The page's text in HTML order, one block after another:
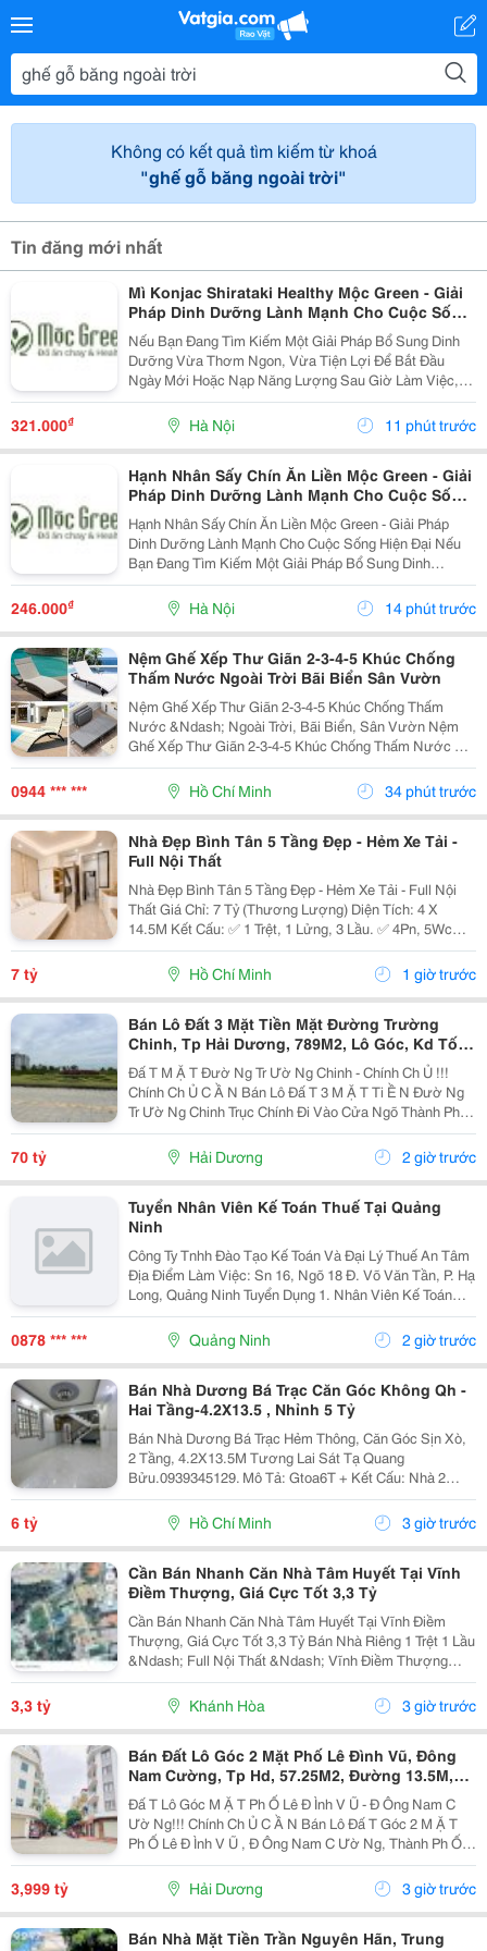
Không có kết quả tìm kiếm từ khoá
"ghế gỗ băng ngoài trời"
Tin đăng mới nhất
Mì Konjac Shirataki Healthy Mộc Green - Giải
Pháp Dinh Dưỡng Lành Mạnh Cho Cuộc Sống
Hiện Đại
Nếu Bạn Đang Tìm Kiếm Một Giải Pháp Bổ Sung Dinh
Dưỡng Vừa Thơm Ngon, Vừa Tiện Lợi Để Bắt Đầu
Ngày Mới Hoặc Nạp Năng Lượng Sau Giờ Làm Việc,
Thì Mì Konjac Shirataki Healthy Mộc Green Chính Là
Lựa Chọn Hoàn Hảo. Vì Sao Nên Lựa Chọn Mì Konjac...
321.000₫ Hà Nội 11 phút trước
Hạnh Nhân Sấy Chín Ăn Liền Mộc Green - Giải
Pháp Dinh Dưỡng Lành Mạnh Cho Cuộc Sống
Hiện Đại
Hạnh Nhân Sấy Chín Ăn Liền Mộc Green - Giải Pháp
Dinh Dưỡng Lành Mạnh Cho Cuộc Sống Hiện Đại Nếu
Bạn Đang Tìm Kiếm Một Giải Pháp Bổ Sung Dinh
Dưỡng Vừa Thơm Ngon, Vừa Tiện Lợi Để Bắt Đầu
Ngày Mới Hoặc Nạp Năng Lượng Sau Giờ Làm Việc,
Thì Hạnh Nhân...
246.000₫ Hà Nội 14 phút trước
Nệm Ghế Xếp Thư Giãn 2-3-4-5 Khúc Chống
Thấm Nước Ngoài Trời Bãi Biển Sân Vườn
Nệm Ghế Xếp Thư Giãn 2-3-4-5 Khúc Chống Thấm
Nước &Ndash; Ngoài Trời, Bãi Biển, Sân Vườn Nệm
Ghế Xếp Thư Giãn 2-3-4-5 Khúc Chống Thấm Nước Có
Nhiều Mẫu, Kích Thước, Màu Sắc Và Chất Liệu Phù
Hợp Nhu Cầu Lựa Chọn. Sản Phẩm Hoàn Thiện Tỉ Mỉ,
Bền Đẹp,...
0944 *** *** Hồ Chí Minh 34 phút trước
Nhà Đẹp Bình Tân 5 Tầng Đẹp - Hẻm Xe Tải -
Full Nội Thất
Nhà Đẹp Bình Tân 5 Tầng Đẹp - Hẻm Xe Tải - Full Nội
Thất Giá Chỉ: 7 Tỷ (Thương Lượng) Diện Tích: 4 X
14.5M Kết Cấu: ✅ 1 Trệt, 1 Lửng, 3 Lầu. ✅ 4Pn, 5Wc
(Có Thể Bố Trí 6Pn). ✅ Phòng Thờ, Phòng Giặt, Sân
Thượng. Hẻm Xe Tải, Gần Mặt Tiền, Thuận...
7 tỷ Hồ Chí Minh 1 giờ trước
Bán Lô Đất 3 Mặt Tiền Mặt Đường Trường
Chinh, Tp Hải Dương, 789M2, Lô Góc, Kd Tốt,
Vị Trí Đẹp
Đấ T M Ặ T Đườ Ng Tr Ườ Ng Chinh - Chính Ch Ủ !!!
Chính Ch Ủ C Ầ N Bán Lô Đấ T 3 M Ặ T Ti Ề N Đườ Ng
Tr Ườ Ng Chinh Trục Chính Đi Vào Cửa Ngõ Thành Ph Ố
H Ả I D Ươ Ng - Di Ệ N Tích 789M2, Lô Góc 3 M Ặ T Ti Ề
70 tỷ Hải Dương 2 giờ trước
Tuyển Nhân Viên Kế Toán Thuế Tại Quảng
Ninh
Công Ty Tnhh Đào Tạo Kế Toán Và Đại Lý Thuế An Tâm
Địa Điểm Làm Việc: Sn 16, Ngõ 18 Đ. Võ Văn Tần, P. Hạ
Long, Quảng Ninh Tuyển Dụng 1. Nhân Viên Kế Toán
Thuế : 05 Mô Tả Công Việc: &Bull; Thực Hiện Các Công
Việc Liên Quan Đến Kế Toán Thuế...
0878 *** *** Quảng Ninh 2 giờ trước
Bán Nhà Dương Bá Trạc Căn Góc Không Qh -
Hai Tầng-4.2X13.5 , Nhỉnh 5 Tỷ
Bán Nhà Dương Bá Trạc Hẻm Thông, Căn Góc Sịn Xò,
2 Tầng, 4.2X13.5M Tương Lai Sát Tạ Quang
Bửu.0939345129. Mô Tả: Gtoa6T + Kết Cấu: Nhà 2
Tầng Btct Kiên Cố, 2 Phòng. + Vị Trí: Ngay Dương Bá
Trạc Thông Tạ Quang Bửu, Âu Dương Lân, Nguyễn Thị
Tần, Dạ...
6 tỷ Hồ Chí Minh 3 giờ trước
Cần Bán Nhanh Căn Nhà Tâm Huyết Tại Vĩnh
Điềm Thượng, Giá Cực Tốt 3,3 Tỷ
Cần Bán Nhanh Căn Nhà Tâm Huyết Tại Vĩnh Điềm
Thượng, Giá Cực Tốt 3,3 Tỷ Bán Nhà Riêng 1 Trệt 1 Lầu
&Ndash; Full Nội Thất &Ndash; Vĩnh Điềm Thượng
&Ndash; Gần 23/10 Vị Trí: Thôn Vĩnh Điềm Thượng,
Cách Đường 23/10 Chỉ 50M Hẻm Thông Thoáng, Kết...
3,3 tỷ Khánh Hòa 3 giờ trước
Bán Đất Lô Góc 2 Mặt Phố Lê Đình Vũ, Đông
Nam Cường, Tp Hd, 57.25M2, Đường 13.5M,
3.X Tỷ
Đấ T Lô Góc M Ặ T Ph Ố Lê Đ Ình V Ũ - Đ Ông Nam C
Ườ Ng!!! Chính Ch Ủ C Ầ N Bán Lô Đấ T Góc 2 M Ặ T
Ph Ố Lê Đ Ình V Ũ , Đ Ông Nam C Ườ Ng, Thành Ph Ố H
Ả I D Ươ Ng - Di Ệ N Tích 57.25M2, H Ướ Ng Tây, Tây B
3,999 tỷ Hải Dương 3 giờ trước
Bán Nhà Mặt Tiền Trần Nguyên Hãn, Trung